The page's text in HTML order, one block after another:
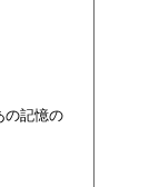
記憶の